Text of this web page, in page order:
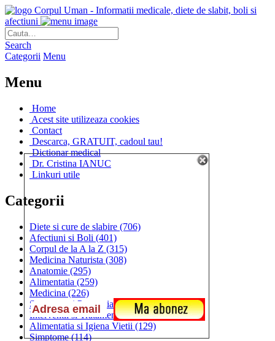
Corpul Uman - Informatii medicale, diete de slabit, boli si
afectiuni
Search
Categorii Menu
Menu
Home
Acest site utilizeaza cookies
Contact
Descarca, GRATUIT, cadoul tau!
Dictionar medical
Dr. Cristina IANUC
Linkuri utile
Categorii
Diete si cure de slabire (706)
Afectiuni si Boli (401)
Corpul de la A la Z (315)
Medicina Naturista (308)
Anatomie (295)
Alimentatia (259)
Medicina (226)
Sanatatea si Preventia(170)
Interventii si Tratamente(167)
Alimentatia si Igiena Vietii (129)
Simptome(114)